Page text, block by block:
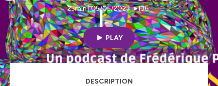
23min | 05/05/2023 | 136
PLAY
DESCRIPTION